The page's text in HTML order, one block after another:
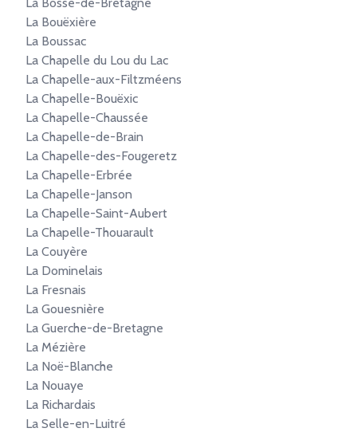
La Bouëxière
La Boussac
La Chapelle du Lou du Lac
La Chapelle-aux-Filtzméens
La Chapelle-Bouëxic
La Chapelle-Chaussée
La Chapelle-de-Brain
La Chapelle-des-Fougeretz
La Chapelle-Erbrée
La Chapelle-Janson
La Chapelle-Saint-Aubert
La Chapelle-Thouarault
La Couyère
La Dominelais
La Fresnais
La Gouesnière
La Guerche-de-Bretagne
La Mézière
La Noë-Blanche
La Nouaye
La Richardais
La Selle-en-Luitré